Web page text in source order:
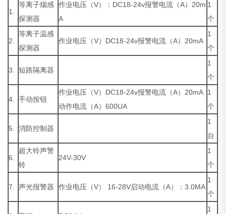
1.
等离子烟感
探测器
作业电压（V）：DC18-24v报警电流（A）20m
A
1
个
2.
等离子温感
探测器
作业电压（V）DC18-24v报警电流（A）20mA
1
个
3. 短路隔离器
1
个
4. 手动按钮
作业电压（V）DC18-24v报警电流（A）20mA
动作电流（A）600UA
1
个
5. 消防控制器
1
台
6.
超大铃声警
铃
24V-30V
1
个
7. 声光报警器 作业电压（V） 16-28V启动电流（A）：3.0MA
1
个
1